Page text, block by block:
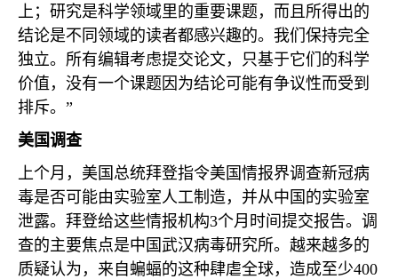
上；研究是科学领域里的重要课题，而且所得出的
结论是不同领域的读者都感兴趣的。我们保持完全
独立。所有编辑考虑提交论文，只基于它们的科学
价值，没有一个课题因为结论可能有争议性而受到
排斥。”
美国调查
上个月，美国总统拜登指令美国情报界调查新冠病
毒是否可能由实验室人工制造，并从中国的实验室
泄露。拜登给这些情报机构3个月时间提交报告。调
查的主要焦点是中国武汉病毒研究所。越来越多的
质疑认为，来自蝙蝠的这种肆虐全球，造成至少400